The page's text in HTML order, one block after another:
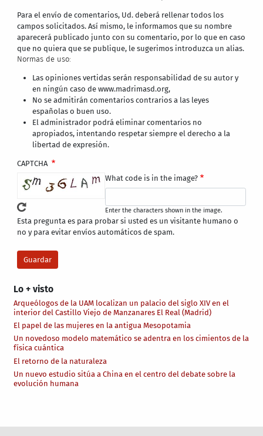
Lo + visto
Arqueólogos de la UAM localizan un palacio del siglo XIV en el
interior del Castillo Viejo de Manzanares El Real (Madrid)
El papel de las mujeres en la antigua Mesopotamia
Un novedoso modelo matemático se adentra en los cimientos de la
física cuántica
El retorno de la naturaleza
Un nuevo estudio sitúa a China en el centro del debate sobre la
evolución humana
Para el envío de comentarios, Ud. deberá rellenar todos los
campos solicitados. Así mismo, le informamos que su nombre
aparecerá publicado junto con su comentario, por lo que en caso
que no quiera que se publique, le sugerimos introduzca un alias.
Normas de uso:
Las opiniones vertidas serán responsabilidad de su autor y
en ningún caso de www.madrimasd.org,
No se admitirán comentarios contrarios a las leyes
españolas o buen uso.
El administrador podrá eliminar comentarios no
apropiados, intentando respetar siempre el derecho a la
libertad de expresión.
CAPTCHA
What code is in the image?
Enter the characters shown in the image.
Esta pregunta es para probar si usted es un visitante humano o
no y para evitar envíos automáticos de spam.